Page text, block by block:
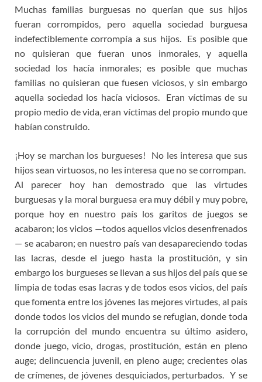
Muchas familias burguesas no querían que sus hijos
fueran corrompidos, pero aquella sociedad burguesa
indefectiblemente corrompía a sus hijos. Es posible que
no quisieran que fueran unos inmorales, y aquella
sociedad los hacía inmorales; es posible que muchas
familias no quisieran que fuesen viciosos, y sin embargo
aquella sociedad los hacía viciosos. Eran víctimas de su
propio medio de vida, eran víctimas del propio mundo que
habían construido.
¡Hoy se marchan los burgueses! No les interesa que sus
hijos sean virtuosos, no les interesa que no se corrompan.
Al parecer hoy han demostrado que las virtudes
burguesas y la moral burguesa era muy débil y muy pobre,
porque hoy en nuestro país los garitos de juegos se
acabaron; los vicios —todos aquellos vicios desenfrenados
— se acabaron; en nuestro país van desapareciendo todas
las lacras, desde el juego hasta la prostitución, y sin
embargo los burgueses se llevan a sus hijos del país que se
limpia de todas esas lacras y de todos esos vicios, del país
que fomenta entre los jóvenes las mejores virtudes, al país
donde todos los vicios del mundo se refugian, donde toda
la corrupción del mundo encuentra su último asidero,
donde juego, vicio, drogas, prostitución, están en pleno
auge; delincuencia juvenil, en pleno auge; crecientes olas
de crímenes, de jóvenes desquiciados, perturbados. Y se